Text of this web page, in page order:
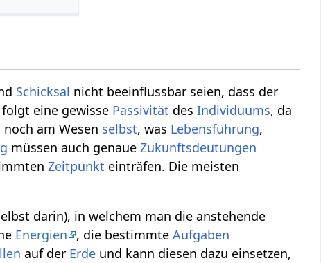
Schicksal nicht beeinflussbar seien, dass der
eine gewisse Passivität desIndividuums, da
noch am Wesen selbst, was Lebensführung,
müssen auch genaueZukunftsdeutungen
Zeitpunkt einträfen. Die meisten
darin), in welchem man die anstehende
Energien , die bestimmteAufgaben
auf der Erde und kann diesen dazu einsetzen,